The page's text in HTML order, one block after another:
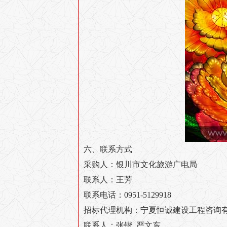
六、联系方式
采购人：银川市文化旅游广电局
联系人：王芳
联系电话：0951-5129918
招标代理机构：宁夏恒诚建设工程咨询
联系人：张锴 严文东